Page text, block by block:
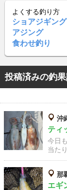
よくする釣り方
ショアジギング
アジング
食わせ釣り
投稿済みの釣
沖
ティ
今日
当た
那
エギ